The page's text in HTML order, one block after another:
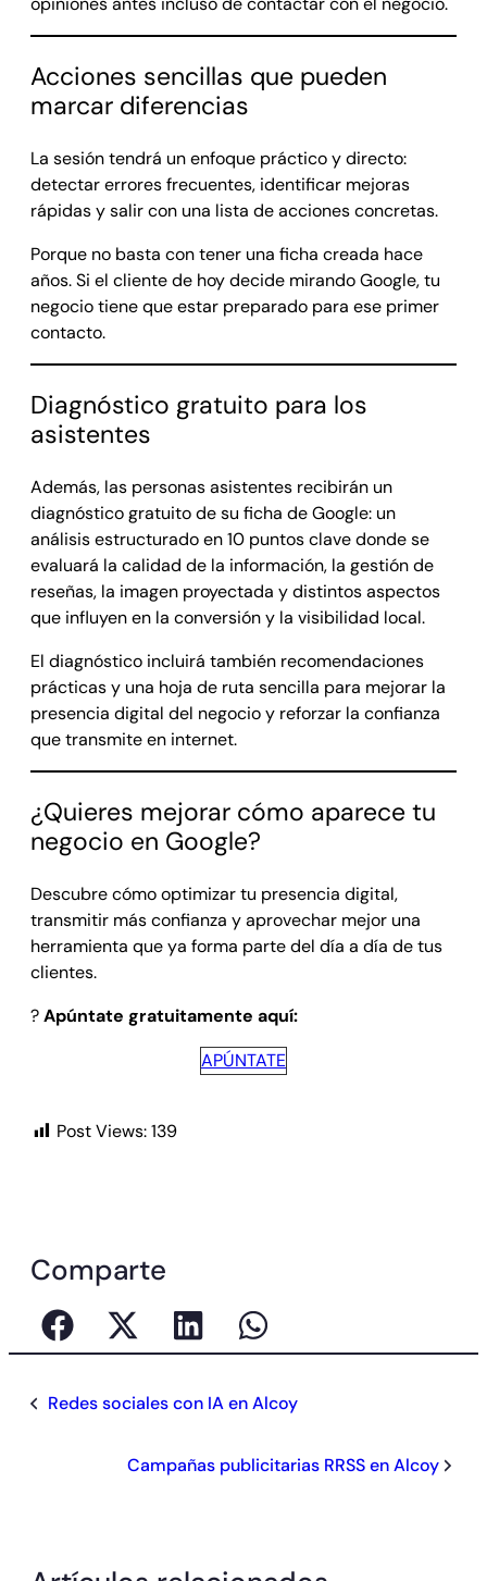
Acciones sencillas que pueden
marcar diferencias
La sesión tendrá un enfoque práctico y directo:
detectar errores frecuentes, identificar mejoras
rápidas y salir con una lista de acciones concretas.
Porque no basta con tener una ficha creada hace
años. Si el cliente de hoy decide mirando Google, tu
negocio tiene que estar preparado para ese primer
contacto.
Diagnóstico gratuito para los
asistentes
Además, las personas asistentes recibirán un
diagnóstico gratuito de su ficha de Google: un
análisis estructurado en 10 puntos clave donde se
evaluará la calidad de la información, la gestión de
reseñas, la imagen proyectada y distintos aspectos
que influyen en la conversión y la visibilidad local.
El diagnóstico incluirá también recomendaciones
prácticas y una hoja de ruta sencilla para mejorar la
presencia digital del negocio y reforzar la confianza
que transmite en internet.
¿Quieres mejorar cómo aparece tu
negocio en Google?
Descubre cómo optimizar tu presencia digital,
transmitir más confianza y aprovechar mejor una
herramienta que ya forma parte del día a día de tus
clientes.
?Apúntate gratuitamente aquí:
APÚNTATE
Post Views:139
Comparte
Redes sociales con IA en Alcoy
Campañas publicitarias RRSS en Alcoy